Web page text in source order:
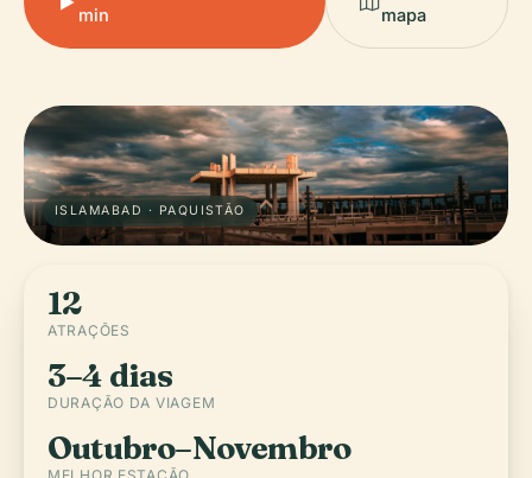
min
mapa
ISLAMABAD · PAQUISTÃO
12
ATRAÇÕES
3–4 dias
DURAÇÃO DA VIAGEM
Outubro–Novembro